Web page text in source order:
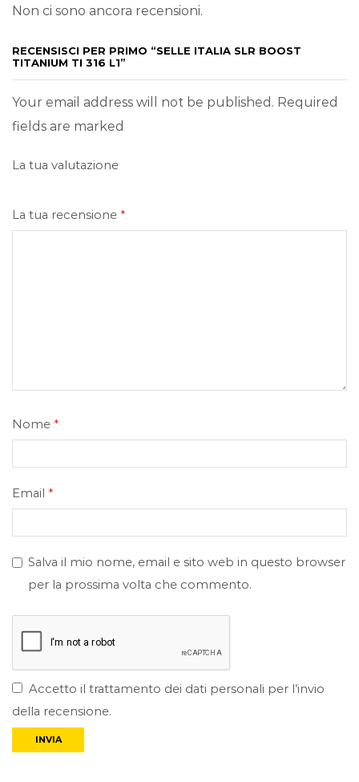
Non ci sono ancora recensioni.
RECENSISCI PER PRIMO “SELLE ITALIA SLR BOOST
TITANIUM TI 316 L1”
Your email address will not be published. Required
fields are marked
La tua valutazione
La tua recensione *
Nome *
Email *
Salva il mio nome, email e sito web in questo browser
per la prossima volta che commento.
Accetto il trattamento dei dati personali per l’invio
della recensione.